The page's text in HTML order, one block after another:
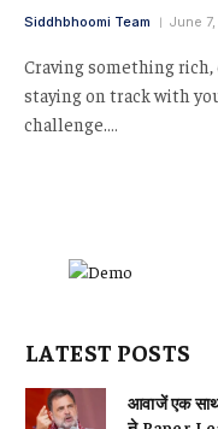
Siddhbhoomi Team June
Craving something
staying on track with
challenge.…
LATEST POSTS
आवाजें एक